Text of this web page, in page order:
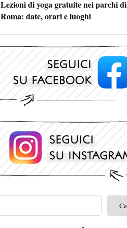
Lezioni di yoga gratuite nei parchi di
Roma: date, orari e luoghi